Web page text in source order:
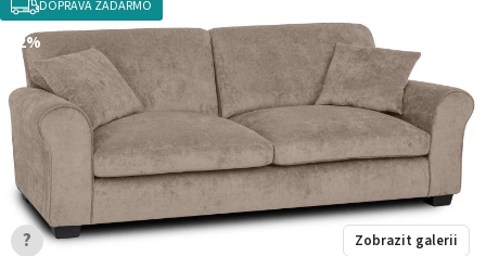
DOPRAVA ZADARMO
-12%
Zobrazit galerii
?